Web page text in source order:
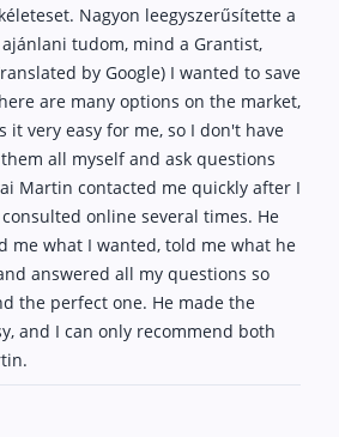
befektetés
vásárlás
Befektetési alapok
számla
megtakarítás
kisokos 👶
Nagyon leegyszerűsítette a
tudom, mind a Grantist,
by Google) I wanted to save
are many options on the market,
it very easy for me, so I don't have
all myself and ask questions
Martin contacted me quickly after I
online several times. He
me what I wanted, told me what he
answered all my questions so
the perfect one. He made the
and I can only recommend both